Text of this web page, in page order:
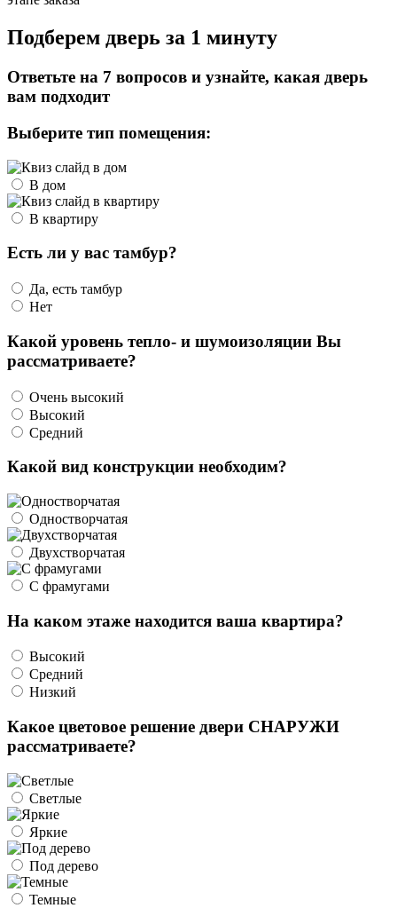
Подберем дверь за 1 минуту
Ответьте на 7 вопросов и узнайте, какая дверь
вам подходит
Выберите тип помещения:
В дом
В квартиру
Есть ли у вас тамбур?
Да, есть тамбур
Нет
Какой уровень тепло- и шумоизоляции Вы
рассматриваете?
Очень высокий
Высокий
Средний
Какой вид конструкции необходим?
Одностворчатая
Двухстворчатая
С фрамугами
На каком этаже находится ваша квартира?
Высокий
Средний
Низкий
Какое цветовое решение двери СНАРУЖИ
рассматриваете?
Светлые
Яркие
Под дерево
Темные